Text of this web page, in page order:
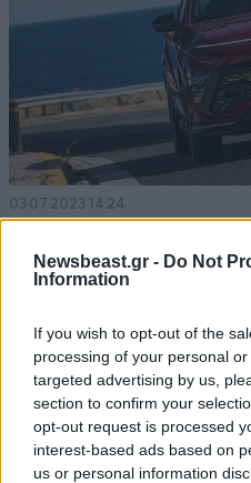
Newsbeast.gr - Do Not
Information
If you wish to opt-out of the
processing of your personal
targeted advertising by us,
section to confirm your
opt-out request is processed
interest-based ads based on
us or personal information
03·07·2023 14:24